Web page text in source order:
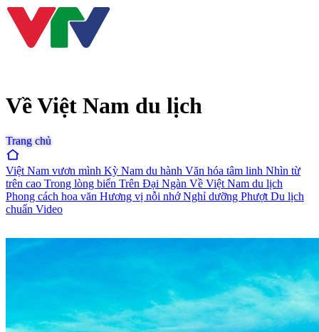
Về Việt Nam du lịch
Trang chủ
Việt Nam vươn mình Kỳ Nam du hành Văn hóa tâm linh Nhìn từ
trên cao Trong lòng biển Trên Đại Ngàn Về Việt Nam du lịch
Phong cách hoa văn Hương vị nỗi nhớNghỉ dưỡng Phượt Du lịch
chuẩn Video